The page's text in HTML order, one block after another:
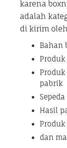
karena
adalah
di kirim
Bahan
pabrik
Hasil
dan